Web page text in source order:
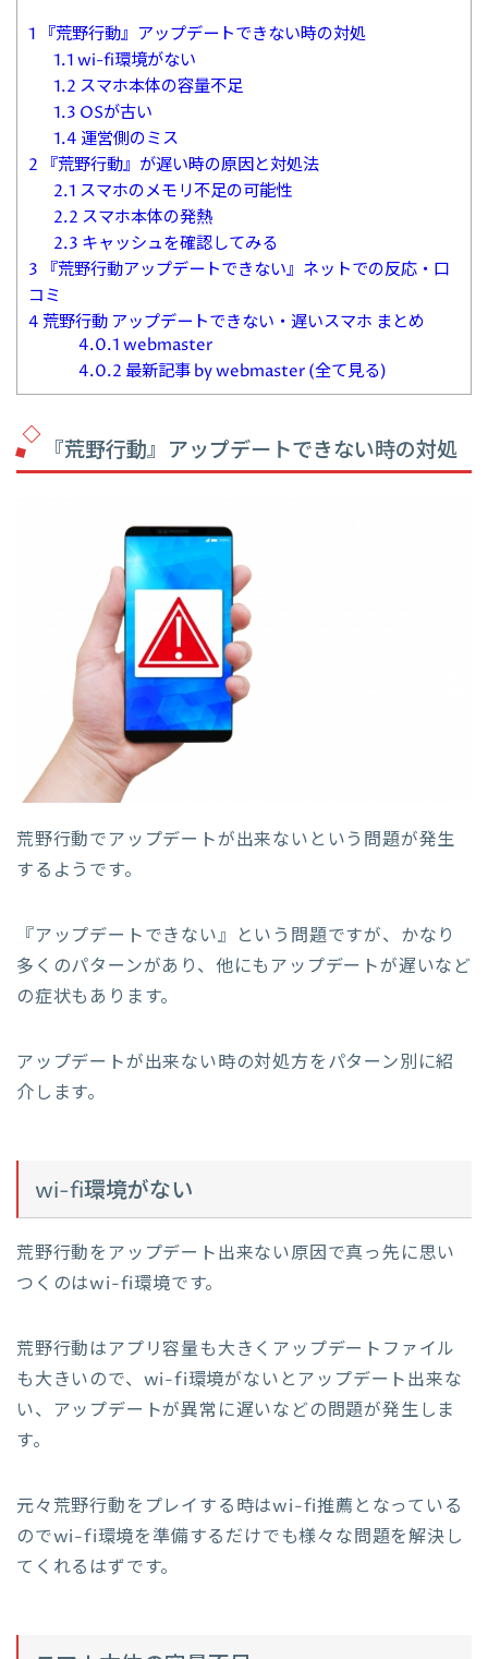
1 『荒野行動』アップデートできない時の対処
1.1wi-fi環境がない
1.2 スマホ本体の容量不足
1.3 OSが古い
1.4 運営側のミス
2 『荒野行動』が遅い時の原因と対処法
2.1 スマホのメモリ不足の可能性
2.2 スマホ本体の発熱
2.3 キャッシュを確認してみる
3 『荒野行動アップデートできない』ネットでの反応・口
コミ
4 荒野行動 アップデートできない・遅いスマホ まとめ
4.0.1webmaster
4.0.2 最新記事 by webmaster (全て見る)
『荒野行動』アップデートできない時の対処
荒野行動でアップデートが出来ないという問題が発生
するようです。
『アップデートできない』という問題ですが、かなり
多くのパターンがあり、他にもアップデートが遅いなど
の症状もあります。
アップデートが出来ない時の対処方をパターン別に紹
介します。
wi-fi環境がない
荒野行動をアップデート出来ない原因で真っ先に思い
つくのはwi-fi環境です。
荒野行動はアプリ容量も大きくアップデートファイル
も大きいので、wi-fi環境がないとアップデート出来な
い、アップデートが異常に遅いなどの問題が発生しま
す。
元々荒野行動をプレイする時はwi-fi推薦となっている
のでwi-fi環境を準備するだけでも様々な問題を解決し
てくれるはずです。